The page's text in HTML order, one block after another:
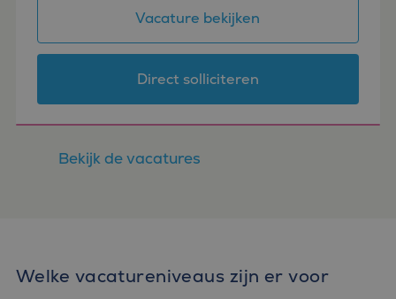
kwaliteit en samenwerking centraal staan? In
Vacature bekijken
Direct solliciteren
Bekijk de vacatures
Welke vacatureniveaus zijn er voor